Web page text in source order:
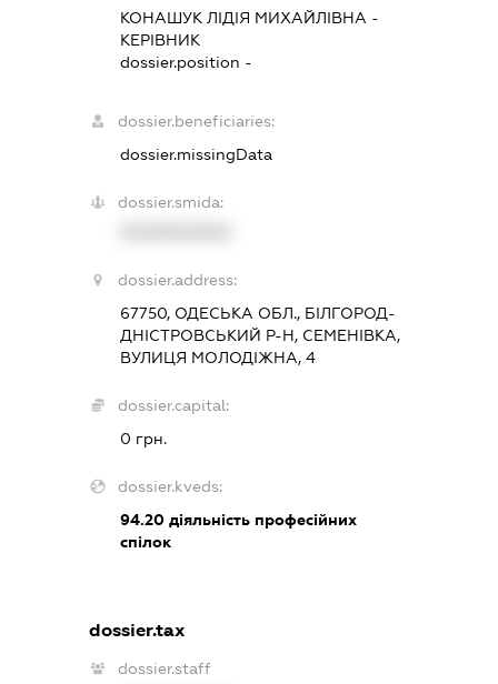
КОНАШУК ЛІДІЯ МИХАЙЛІВНА -
КЕРІВНИК
dossier.position -
dossier.beneficiaries:
dossier.missingData
dossier.smida:
dossier.address:
67750, ОДЕСЬКА ОБЛ., БІЛГОРОД-
ДНІСТРОВСЬКИЙ Р-Н, СЕМЕНІВКА,
ВУЛИЦЯ МОЛОДІЖНА, 4
dossier.capital:
0 грн.
dossier.kveds:
94.20 діяльність професійних
спілок
dossier.tax
dossier.staff